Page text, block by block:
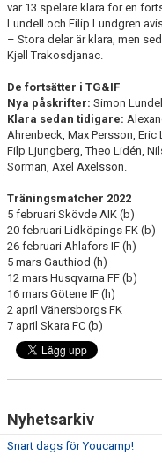
var 13 spelare klara för en
Lundell och Filip Lundgren
– Stora delar är klara, men
Kjell Trakosdjanac.
De fortsätter i TG&IF
Nya påskrifter: Simon
Klara sedan tidigare:
Ahrenbeck, Max Persson,
Filp Ljungberg, Theo Lidén,
Sörman, Axel Axelsson.
Träningsmatcher 2022
5 februari Skövde AIK (b)
20 februari Lidköpings FK (b)
26 februari Ahlafors IF (h)
5 mars Gauthiod (h)
12 mars Husqvarna FF (b)
16 mars Götene IF (h)
2 april Vänersborgs FK
7 april Skara FC (b)
Nyhetsarkiv
Snart dags för Youcamp!